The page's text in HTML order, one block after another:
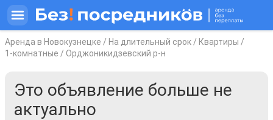
Аренда в Новокузнецке / На длительный срок / Квартиры /
1-комнатные / Орджоникидзевский р-н
Это объявление больше не
актуально